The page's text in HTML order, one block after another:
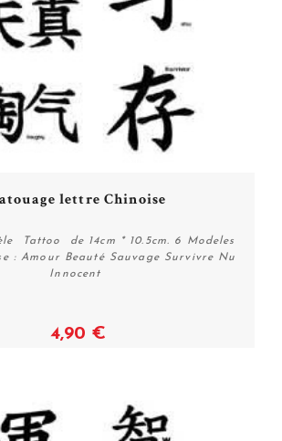
Acheter
lettre Chinoise
Tattoo de 14cm * 10.5cm. 6 Modeles
: Amour Beauté Sauvage Survivre Nu
Innocent
4,90 €